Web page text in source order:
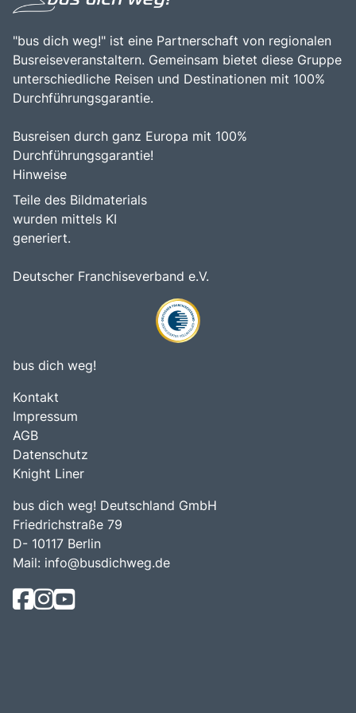
dieses Ziel zu einem unvergesslichen Erlebnis für alle, die
"bus dich weg!" ist eine Partnerschaft von regionalen
Busreiseveranstaltern. Gemeinsam bietet diese Gruppe
unterschiedliche Reisen und Destinationen mit 100%
Durchführungsgarantie.
Busreisen durch ganz Europa mit 100%
Durchführungsgarantie!
Hinweise
Teile des Bildmaterials
wurden mittels KI
generiert.
Deutscher Franchiseverband e.V.
bus dich weg!
Kontakt
Impressum
AGB
Datenschutz
Knight Liner
bus dich weg! Deutschland GmbH
Friedrichstraße 79
D- 10117 Berlin
Mail: info@busdichweg.de